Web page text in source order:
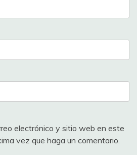
electrónico y sitio web en este
vez que haga un comentario.